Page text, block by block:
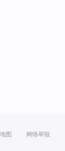
图 网络举报